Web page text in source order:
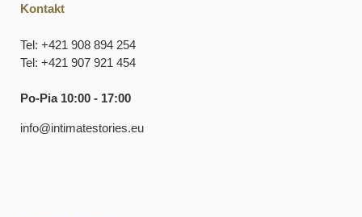
Kontakt
Tel: +421 908 894 254
Tel: +421 907 921 454
Po-Pia 10:00 - 17:00
info@intimatestories.eu